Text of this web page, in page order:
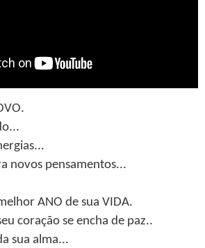
novos pensamentos...
ANO de sua VIDA.
coração se encha de paz..
sua alma...